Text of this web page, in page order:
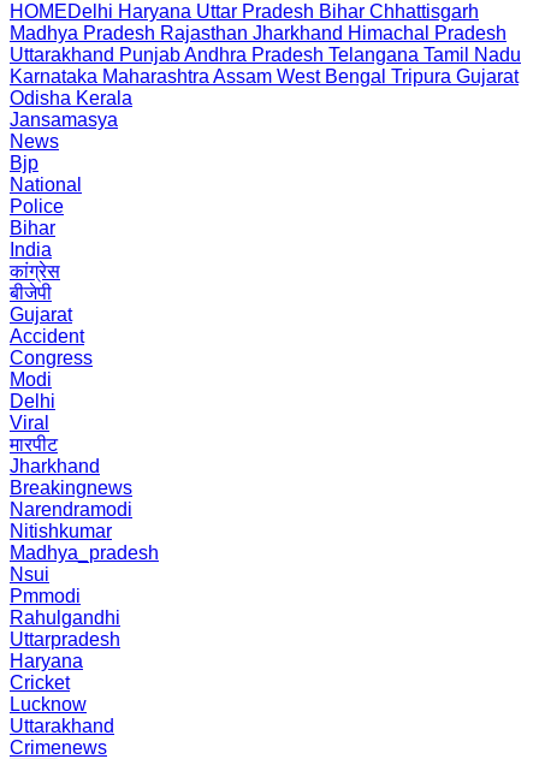
HOMEDelhi Haryana Uttar Pradesh Bihar Chhattisgarh
Madhya Pradesh Rajasthan Jharkhand Himachal Pradesh
Uttarakhand PunjabAndhra Pradesh Telangana Tamil Nadu
Karnataka Maharashtra Assam West Bengal Tripura Gujarat
Odisha Kerala
Jansamasya
News
Bjp
National
Police
Bihar
India
कांग्रेस
बीजेपी
Gujarat
Accident
Congress
Modi
Delhi
Viral
मारपीट
Jharkhand
Breakingnews
Narendramodi
Nitishkumar
Madhya_pradesh
Nsui
Pmmodi
Rahulgandhi
Uttarpradesh
Haryana
Cricket
Lucknow
Uttarakhand
Crimenews